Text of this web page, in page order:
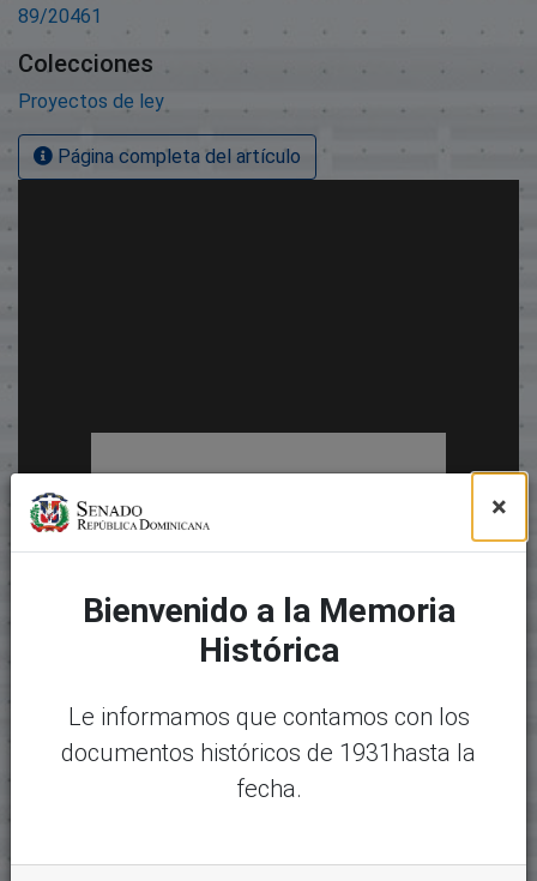
89/20461
Colecciones
Proyectos de ley
Página completa del artículo
×
Bienvenido a la Memoria
Histórica
Le informamos que contamos con los
documentos históricos de 1931hasta la
fecha.